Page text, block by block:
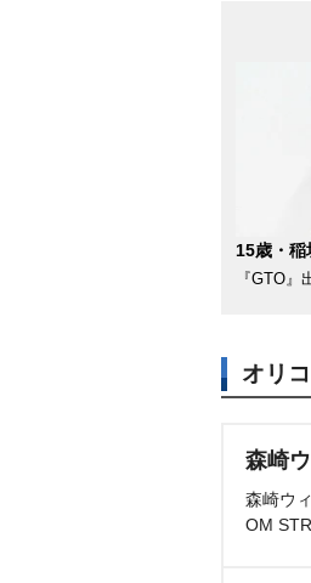
15歳・稲
『GTO』
オリ
森崎
森崎ウ
OM